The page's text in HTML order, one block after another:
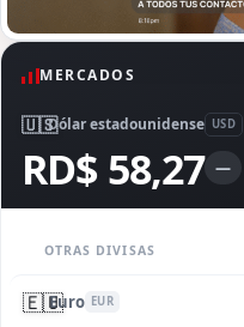
MERCADOS
🇺🇸Dólar estadounidense USD
RD$ 58,27 —
OTRAS DIVISAS
🇪🇺Euro EUR